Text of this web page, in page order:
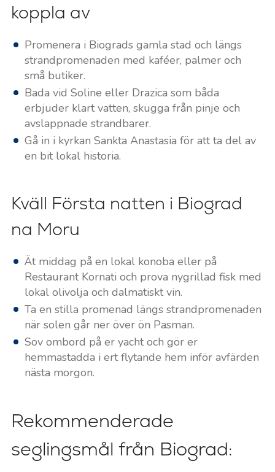
koppla av
Promenera i Biograds gamla stad och längs
strandpromenaden med kaféer, palmer och
små butiker.
Bada vid Soline eller Drazica som båda
erbjuder klart vatten, skugga från pinje och
avslappnade strandbarer.
Gå in i kyrkan Sankta Anastasia för att ta del av
en bit lokal historia.
Kväll Första natten i Biograd
na Moru
Ät middag på en lokal konoba eller på
Restaurant Kornati och prova nygrillad fisk med
lokal olivolja och dalmatiskt vin.
Ta en stilla promenad längs strandpromenaden
när solen går ner över ön Pasman.
Sov ombord på er yacht och gör er
hemmastadda i ert flytande hem inför avfärden
nästa morgon.
Rekommenderade
seglingsmål från Biograd: